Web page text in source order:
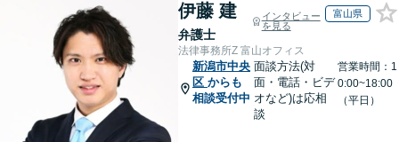
伊藤 建
弁護士
インタビュー
を見る
富山県
法律事務所Z 富山オフィス
新潟市中央
区 からも
相談受付中
面談方法(対
面・電話・ビデ
オなど)は応相
談
営業時間：1
0:00~18:00
（平日）